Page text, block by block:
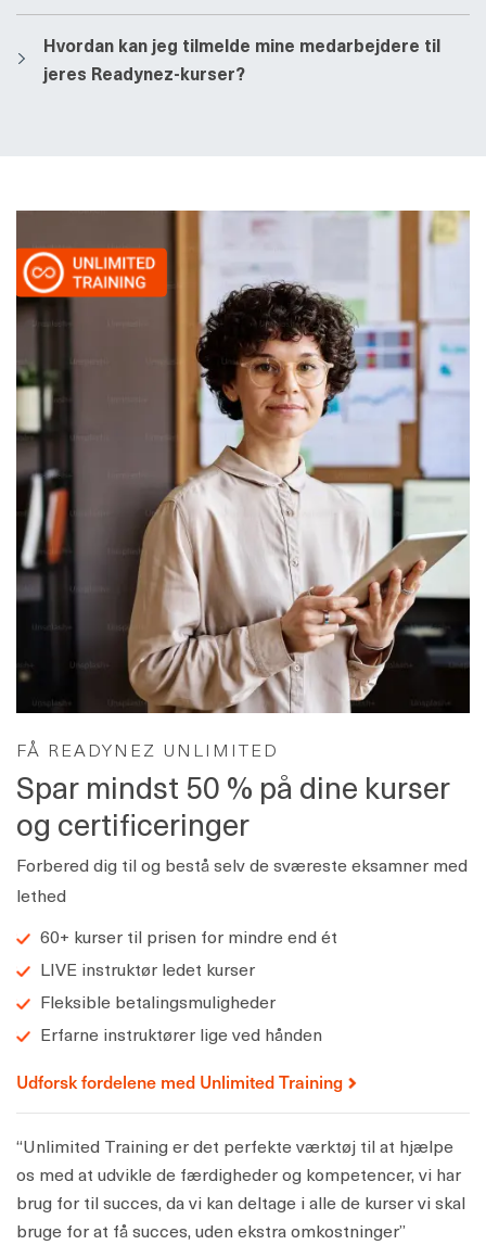
​​Hvordan kan jeg tilmelde mine medarbejdere til
jeres Readynez-kurser?
FÅ READYNEZ UNLIMITED
Spar mindst 50 % på dine kurser
og certificeringer
Forbered dig til og bestå selv de sværeste eksamner med
lethed
60+ kurser til prisen for mindre end ét
LIVE instruktør ledet kurser
Fleksible betalingsmuligheder
Erfarne instruktører lige ved hånden
Udforsk fordelene med Unlimited Training
“Unlimited Training er det perfekte værktøj til at hjælpe
os med at udvikle de færdigheder og kompetencer, vi har
brug for til succes, da vi kan deltage i alle de kurser vi skal
bruge for at få succes, uden ekstra omkostninger”